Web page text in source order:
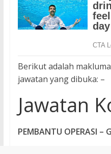
Berikut adalah
jawatan yang dibuka: –
Jawatan
PEMBANTU OPERASI –